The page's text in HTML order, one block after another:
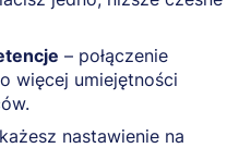
– połączenie
więcej umiejętności
nastawienie na